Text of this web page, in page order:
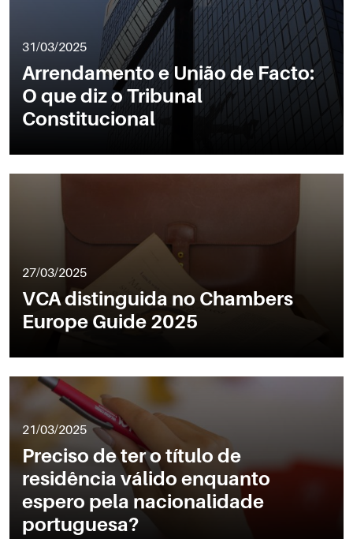
31/03/2025
Arrendamento e União de Facto:
O que diz o Tribunal
Constitucional
27/03/2025
VCA distinguida no Chambers
Europe Guide 2025
21/03/2025
Preciso de ter o título de
residência válido enquanto
espero pela nacionalidade
portuguesa?